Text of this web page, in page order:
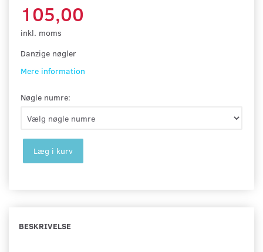
105,00
inkl. moms
Danzige nøgler
Mere information
Nøgle numre:
Læg i kurv
BESKRIVELSE